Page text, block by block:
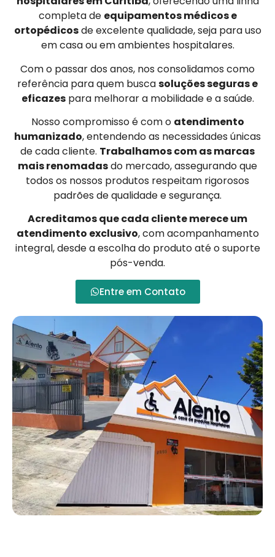
completa de equipamentos médicos e
ortopédicosde excelente qualidade, seja para uso
em casa ou em ambientes hospitalares.
Com o passar dos anos, nos consolidamos como
referência para quem buscasoluções seguras e
eficazespara melhorar a mobilidade e a saúde.
Nosso compromisso é com o atendimento
humanizado, entendendo as necessidades únicas
de cada cliente. Trabalhamos com as marcas
mais renomadasdo mercado, assegurando que
todos os nossos produtos respeitam rigorosos
padrões de qualidade e segurança.
Acreditamos que cada cliente merece um
atendimento exclusivo, com acompanhamento
integral, desde a escolha do produto até o suporte
pós-venda.
Entre em Contato